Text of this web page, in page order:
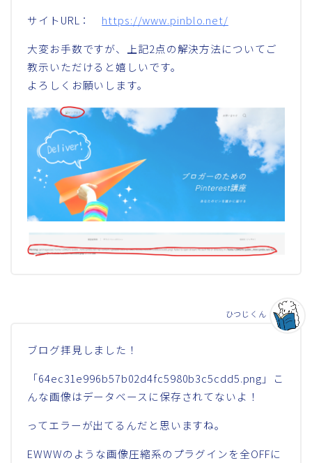
サイトURL： https://www.pinblo.net/
大変お手数ですが、上記2点の解決方法についてご
教示いただけると嬉しいです。
よろしくお願いします。
ブログ拝見しました！
「64ec31e996b57b02d4fc5980b3c5cdd5.png」こ
んな画像はデータベースに保存されてないよ！
ってエラーが出てるんだと思いますね。
EWWWのような画像圧縮系のプラグインを全OFFに
ひつじくん